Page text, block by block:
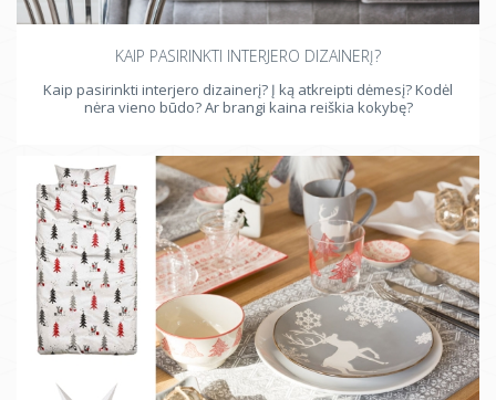
KAIP PASIRINKTI INTERJERO DIZAINERĮ?
Kaip pasirinkti interjero dizainerį? Į ką atkreipti dėmesį? Kodėl
nėra vieno būdo? Ar brangi kaina reiškia kokybę?